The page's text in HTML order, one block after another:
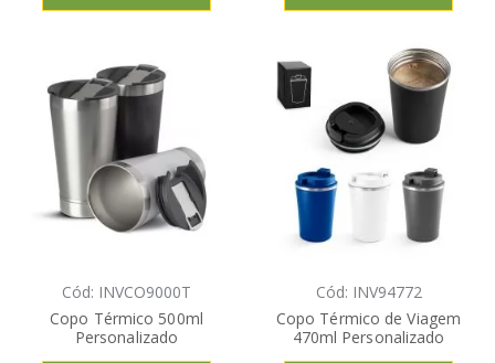
Cód: INVCO9000T
Copo Térmico 500ml
Personalizado
Cód: INV94772
Copo Térmico de Viagem
470ml Personalizado